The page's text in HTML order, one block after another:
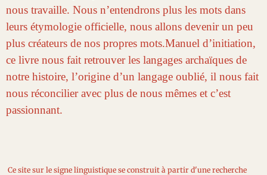
nous travaille. Nous n’entendrons plus les mots dans
leurs étymologie officielle, nous allons devenir un peu
plus créateurs de nos propres mots.Manuel d’initiation,
ce livre nous fait retrouver les langages archaïques de
notre histoire, l’origine d’un langage oublié, il nous fait
nous réconcilier avec plus de nous mêmes et c’est
passionnant.
Ce site sur le signe linguistique se construit à partir d'une recherche